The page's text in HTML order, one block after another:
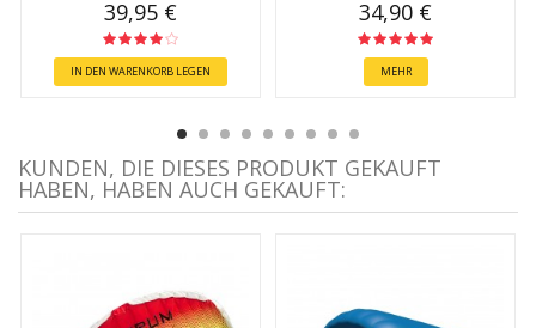
39,95 €
IN DEN WARENKORB LEGEN
34,90 €
MEHR
KUNDEN, DIE DIESES PRODUKT GEKAUFT
HABEN, HABEN AUCH GEKAUFT: